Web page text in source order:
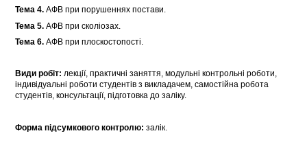
Тема 4. АФВ при порушеннях постави.
Тема 5. АФВ при сколіозах.
Тема 6. АФВ при плоскостопості.
Види робіт: лекції, практичні заняття, модульні контрольні роботи,
індивідуальні роботи студентів з викладачем, самостійна робота
студентів, консультації, підготовка до заліку.
Форма підсумкового контролю: залік.